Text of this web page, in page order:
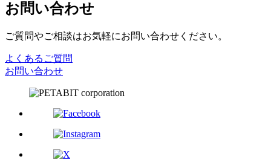
お問い合わせ
ご質問やご相談はお気軽にお問い合わせください。
よくあるご質問
お問い合わせ